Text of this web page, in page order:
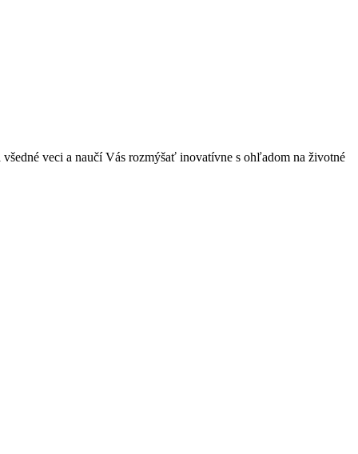
veci a naučí Vás rozmýšať inovatívne s ohľadom na životné